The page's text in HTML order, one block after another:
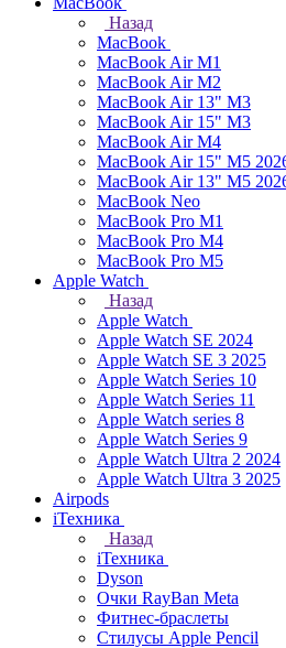
Назад
MacBook
MacBook Air M1
MacBook Air M2
MacBook Air 13" M3
MacBook Air 15" M3
MacBook Air M4
MacBook Air 15" М5
MacBook Air 13" М5
MacBook Neo
MacBook Pro M1
MacBook Pro M4
MacBook Pro M5
Apple Watch
Назад
Apple Watch
Apple Watch SE 2024
Apple Watch SE 3 2025
Apple Watch Series 10
Apple Watch Series 11
Apple Watch series 8
Apple Watch Series 9
Apple Watch Ultra 2 2024
Apple Watch Ultra 3 2025
Airpods
iТехника
Назад
iТехника
Dyson
Очки RayBan Meta
Фитнес-браслеты
Стилусы Apple Pencil